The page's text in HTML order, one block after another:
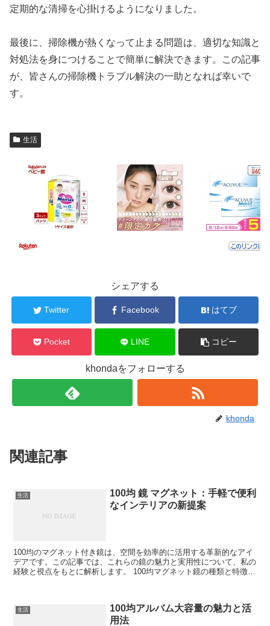
定期的な清掃を心掛けるようになりました。
最後に、掃除機が熱くなって止まる問題は、適切な知識と
対処法を身につけることで簡単に解決できます。この記事
が、皆さんの掃除機トラブル解決の一助となれば幸いで
す。
生活
シェアする
Twitter Facebook はてブ
Pocket LINE コピー
khondaをフォローする
khonda
関連記事
生活
100均 鏡 マグネット：手軽で便利
なインテリアの新提案
100均のマグネット付き鏡は、空間を効率的に活用する革新的なアイ
デアです。この記事では、これらの鏡の魅力と実用性について、私の
経験と視点をもとに解析します。 100均マグネット鏡の種類と特徴
生活
100均アルバム大容量の魅力と活
用法